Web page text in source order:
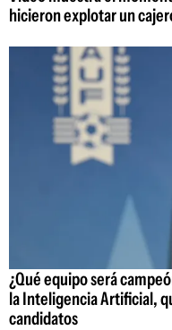
hicieron explotar un
¿Qué equipo será
la Inteligencia Artificial,
candidatos